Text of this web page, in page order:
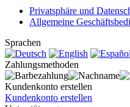
Privatsphäre und
Allgemeine
Sprachen
Zahlungsmethoden
Kundenkonto erstellen
Kundenkonto erstellen